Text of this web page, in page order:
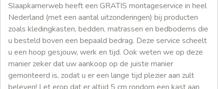
Slaapkamerweb heeft een GRATIS montageservice in heel
Nederland (met een aantal uitzonderingen) bij producten
zoals kledingkasten, bedden, matrassen en bedbodems die
u besteld boven een bepaald bedrag. Deze service scheelt
u een hoop gesjouw, werk en tijd. Ook weten we op deze
manier zeker dat uw aankoop op de juiste manier
gemonteerd is, zodat u er een lange tijd plezier aan zult